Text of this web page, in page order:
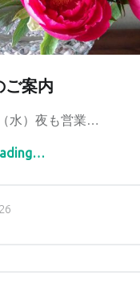
ご案内
水）夜も営業…
“GW営業のご案内”
…